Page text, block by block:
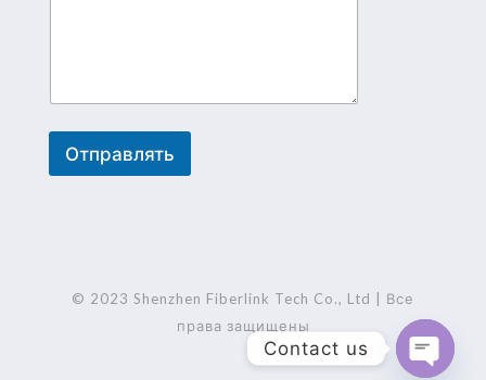
Отправлять
© 2023 Shenzhen Fiberlink Tech Co., Ltd | Все
права защищены
Contact us